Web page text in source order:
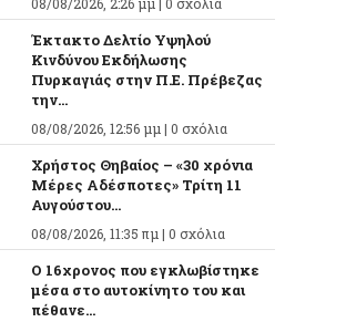
08/08/2026, 2:26 μμ | 0 σχόλια
Έκτακτο Δελτίο Υψηλού
Κινδύνου Εκδήλωσης
Πυρκαγιάς στην Π.Ε. Πρέβεζας
την...
08/08/2026, 12:56 μμ | 0 σχόλια
Χρήστος Θηβαίος – «30 χρόνια
Μέρες Αδέσποτες» Τρίτη 11
Αυγούστου...
08/08/2026, 11:35 πμ | 0 σχόλια
O 16χρονος που εγκλωβίστηκε
μέσα στο αυτοκίνητο του και
πέθανε...